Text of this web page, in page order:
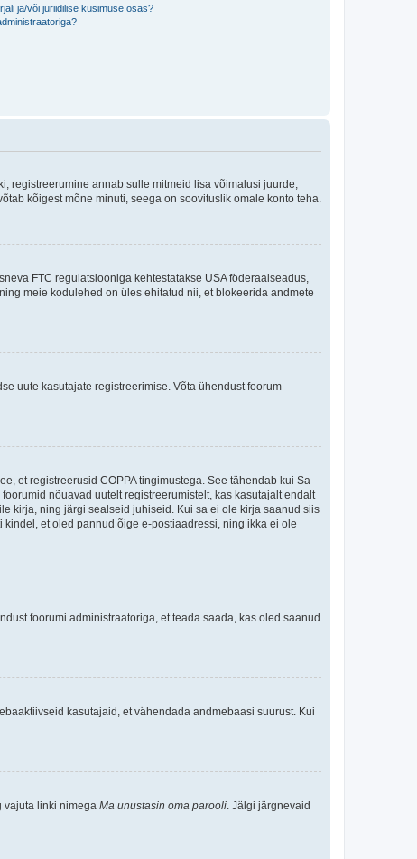
ja/või juriidilise küsimuse osas?
registreerumine annab sulle mitmeid lisa võimalusi juurde,
kõigest mõne minuti, seega on soovituslik omale konto teha.
FTC regulatsiooniga kehtestatakse USA föderaalseadus,
meie kodulehed on üles ehitatud nii, et blokeerida andmete
uute kasutajate registreerimise. Võta ühendust foorum
et registreerusid COPPA tingimustega. See tähendab kui Sa
nõuavad uutelt registreerumistelt, kas kasutajalt endalt
kirja, ning järgi sealseid juhiseid. Kui sa ei ole kirja saanud siis
et oled pannud õige e-postiaadressi, ning ikka ei ole
foorumi administraatoriga, et teada saada, kas oled saanud
kasutajaid, et vähendada andmebaasi suurust. Kui
vajuta linki nimega Ma unustasin oma parooli. Jälgi järgnevaid